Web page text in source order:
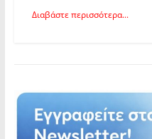
Διαβάστε περισσότερα...